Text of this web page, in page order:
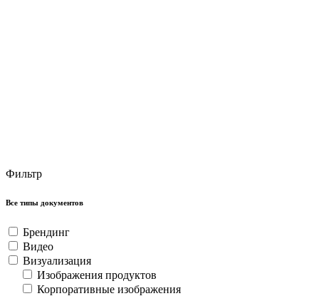
Фильтр
Все типы документов
Брендинг
Видео
Визуализация
Изображения продуктов
Корпоративные изображения